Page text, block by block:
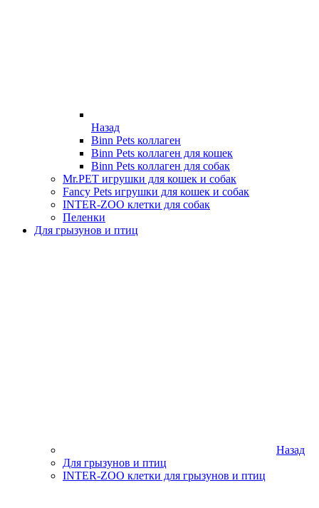
Назад
Binn Pets коллаген
Binn Pets коллаген для кошек
Binn Pets коллаген для собак
Mr.PET игрушки для кошек и собак
Fancy Pets игрушки для кошек и собак
INTER-ZOO клетки для собак
Пеленки
Для грызунов и птиц
Назад
Для грызунов и птиц
INTER-ZOO клетки для грызунов и птиц